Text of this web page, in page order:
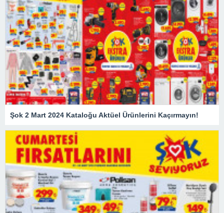
Şok 2 Mart 2024 Kataloğu Aktüel Ürünlerini Kaçırmayın!